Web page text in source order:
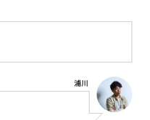
浦川